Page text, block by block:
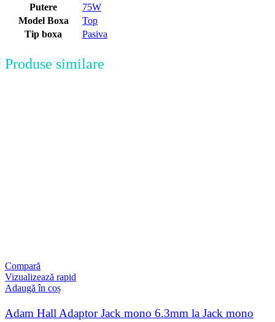
Putere
75W
Model Boxa
Top
Tip boxa
Pasiva
Produse similare
Compară
Vizualizează rapid
Adaugă în coș
Adam Hall Adaptor Jack mono 6.3mm la Jack mono